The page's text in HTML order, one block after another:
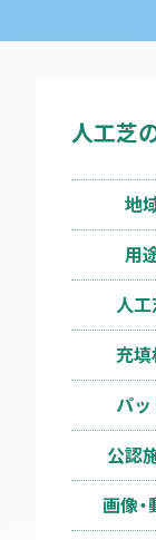
人工芝
地
用
人
充填
パッ
公認
画像・